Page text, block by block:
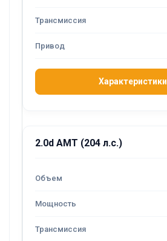
Характеристики
2.0d AMT (204 л.с.)